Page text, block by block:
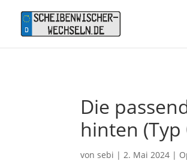
Die
hinten (Typ
vonsebi | 2. Mai 2024 |